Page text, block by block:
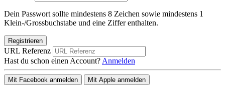
Dein Passwort sollte mindestens 8 Zeichen sowie mindestens 1
Klein-/Grossbuchstabe und eine Ziffer enthalten.
Registrieren
URL Referenz
Hast du schon einen Account? Anmelden
Mit Facebook anmelden Mit Apple anmelden